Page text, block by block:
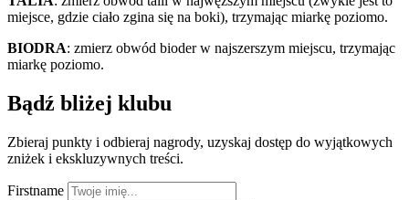
miejsce, gdzie ciało zgina się na boki), trzymając miarkę poziomo.
BIODRA: zmierz obwód bioder w najszerszym miejscu, trzymając
miarkę poziomo.
Bądź bliżej klubu
Zbieraj punkty i odbieraj nagrody, uzyskaj dostęp do wyjątkowych
zniżek i ekskluzywnych treści.
Firstname